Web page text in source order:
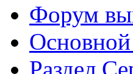
Форум
Основной
Раздел